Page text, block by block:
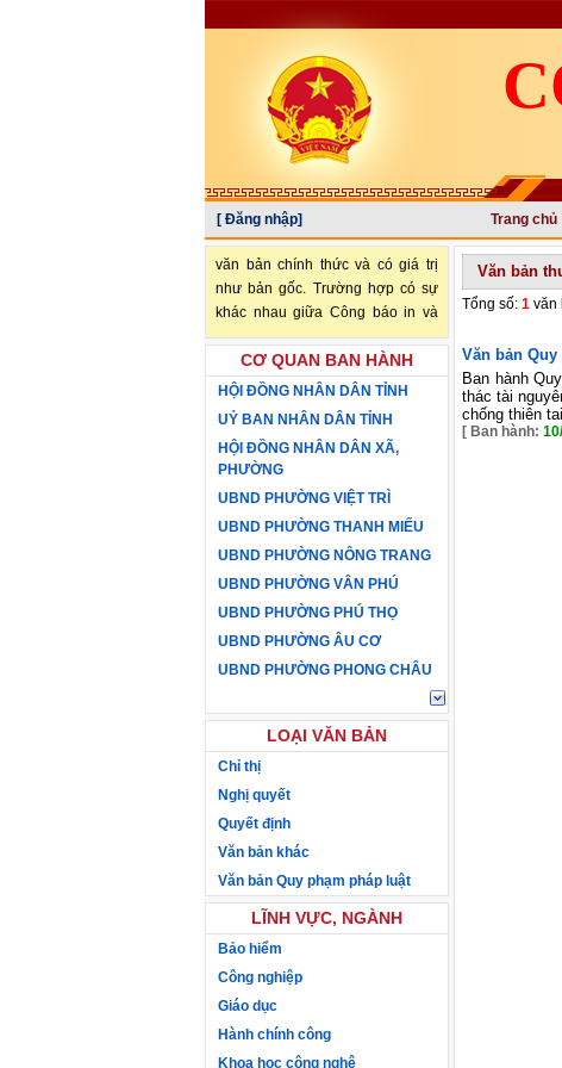
[ Đăng nhập] Trang chủ
"Văn bản đăng trên Công báo là
văn bản chính thức và có giá trị
như bản gốc. Trường hợp có sự
khác nhau giữa Công báo in và
Công báo in làm căn cứ chính
thức." (trích Nghị định số
34/2016/NĐ-CP ngày 14/05/2016
của Chính phủ)
CƠ QUAN BAN HÀNH
HỘI ĐỒNG NHÂN DÂN TỈNH
UỶ BAN NHÂN DÂN TỈNH
HỘI ĐỒNG NHÂN DÂN XÃ,
PHƯỜNG
UBND PHƯỜNG VIỆT TRÌ
UBND PHƯỜNG THANH MIẾU
UBND PHƯỜNG NÔNG TRANG
UBND PHƯỜNG VÂN PHÚ
UBND PHƯỜNG PHÚ THỌ
UBND PHƯỜNG ÂU CƠ
UBND PHƯỜNG PHONG CHÂU
LOẠI VĂN BẢN
Chỉ thị
Nghị quyết
Quyết định
Văn bản khác
Văn bản Quy phạm pháp luật
LĨNH VỰC, NGÀNH
Bảo hiểm
Công nghiệp
Giáo dục
Hành chính công
Khoa học công nghệ
Văn bản
Tổng số: 1 văn
Văn bản
Ban hành
thác tài
chống thiên
[ Ban hành: